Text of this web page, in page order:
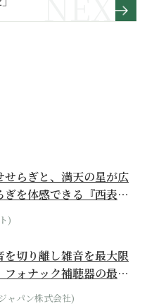
せらぎと、満天の星が広
ぎを体感できる『西表島
)
を切り離し雑音を最大限
フォナック補聴器の最上
ャパン株式会社)